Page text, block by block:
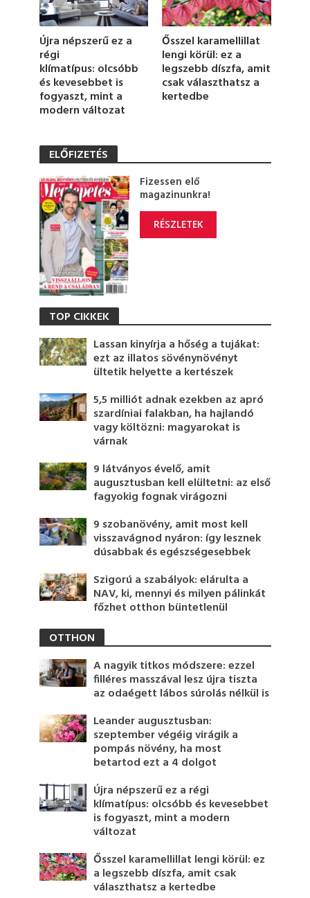
n
d
s
Újra népszerű ez a
régi
klímatípus: olcsóbb
és kevesebbet is
fogyaszt, mint a
modern változat
Ősszel karamellillat
lengi körül: ez a
legszebb díszfa, amit
csak választhatsz a
kertedbe
ELŐFIZETÉS
Fizessen elő
magazinunkra!
RÉSZLETEK
TOP CIKKEK
Lassan kinyírja a hőség a tujákat:
ezt az illatos sövénynövényt
ültetik helyette a kertészek
5,5 milliót adnak ezekben az apró
szardíniai falakban, ha hajlandó
vagy költözni: magyarokat is
várnak
9 látványos évelő, amit
augusztusban kell elültetni: az első
fagyokig fognak virágozni
9 szobanövény, amit most kell
visszavágnod nyáron: így lesznek
dúsabbak és egészségesebbek
Szigorú a szabályok: elárulta a
NAV, ki, mennyi és milyen pálinkát
főzhet otthon büntetlenül
OTTHON
A nagyik titkos módszere: ezzel
filléres masszával lesz újra tiszta
az odaégett lábos súrolás nélkül is
Leander augusztusban:
szeptember végéig virágik a
pompás növény, ha most
betartod ezt a 4 dolgot
Újra népszerű ez a régi
klímatípus: olcsóbb és kevesebbet
is fogyaszt, mint a modern
változat
Ősszel karamellillat lengi körül: ez
a legszebb díszfa, amit csak
választhatsz a kertedbe